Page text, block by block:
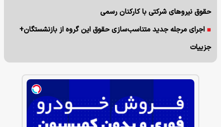
حقوق نیروهای شرکتی با کارکنان رسمی
اجرای مرجله جدید متناسب‌سازی حقوق این گروه از بازنشستگان+
جزییات